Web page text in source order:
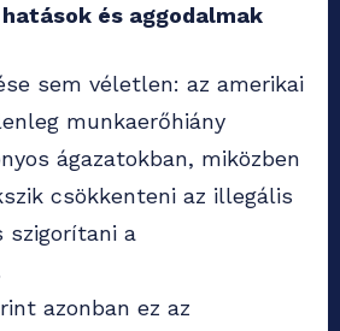
és aggodalmak
sem véletlen: az amerikai
munkaerőhiány
ágazatokban, miközben
csökkenteni az illegális
szigorítani a
azonban ez az